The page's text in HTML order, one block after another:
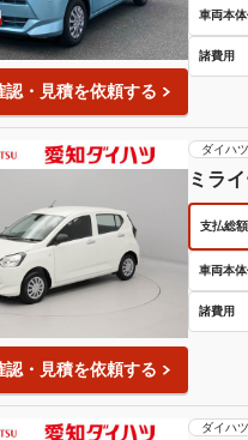
認・見積を依頼する
車両本
諸費用
認・見積を依頼する
ダイハツ
ミラ
支払総額
車両本
諸費用
ダイハツ